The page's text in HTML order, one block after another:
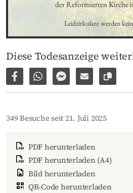
der Reformierten Kirche
Leidzirkulare werden
Diese Todesanzeige
Auf Facebook teilen
Per WhatsApp weiterleiten
Per Facebook
Per E-Mail
Link
349 Besuche seit 21. Juli 2025
PDF herunterladen
PDF herunterladen (A4)
Bild herunterladen
QR-Code herunterladen